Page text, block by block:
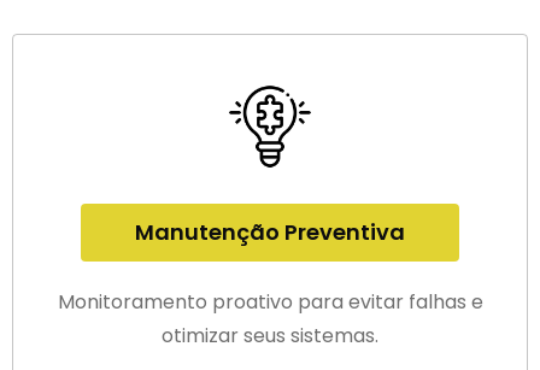
Manutenção Preventiva
Monitoramento proativo para evitar falhas e
otimizar seus sistemas.